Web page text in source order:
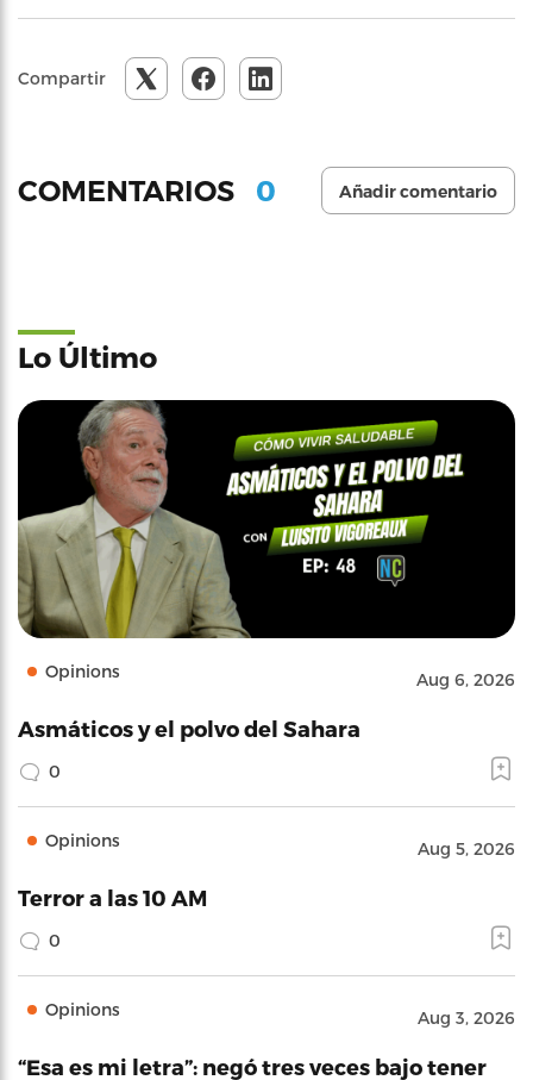
Compartir
COMENTARIOS 0 Añadir comentario
Lo Último
Opinions Aug 6, 2026
Asmáticos y el polvo del Sahara
0
Opinions Aug 5, 2026
Terror a las 10 AM
0
Opinions Aug 3, 2026
“Esa es mi letra”: negó tres veces bajo tener